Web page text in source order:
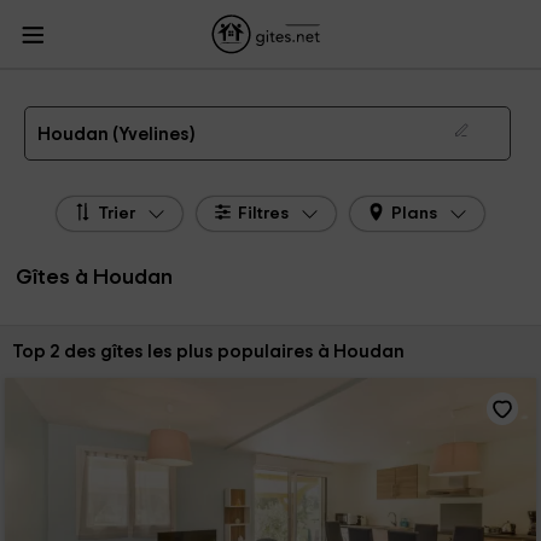
Gites Île de France
Gîtes à Houdan de 2026
Houdan (Yvelines)
Trier Filtres Plans
Gîtes à Houdan
Trier par:
Top 2 des gîtes les plus populaires à Houdan